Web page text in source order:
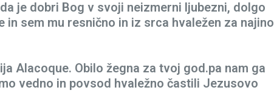
je dobri Bog v svoji neizmerni ljubezni, dolgo
in sem mu resnično in iz srca hvaležen za najino
Alacoque. Obilo žegna za tvoj god.pa nam ga
vedno in povsod hvaležno častili Jezusovo